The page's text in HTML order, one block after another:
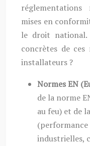
mises en
le droit national.
concrètes de
installateurs ?
Normes EN
de la norme
au feu) et de
industrielles,